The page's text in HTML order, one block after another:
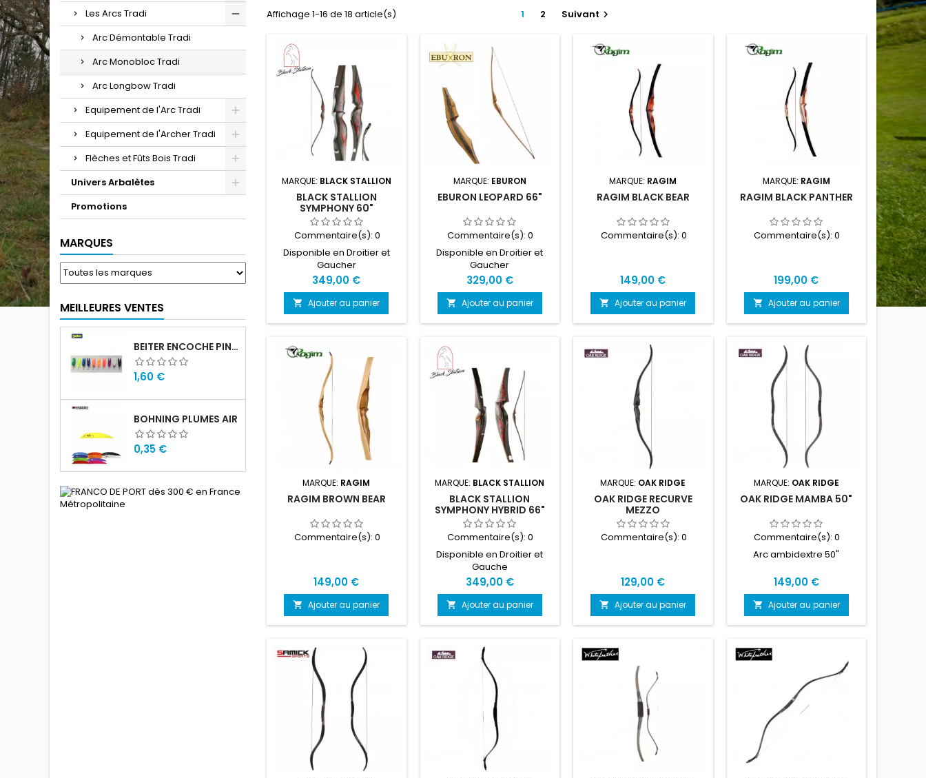
Les Arcs Tradi
Arc Démontable Tradi
Arc Monobloc Tradi
Arc Longbow Tradi
Equipement de l'Arc Tradi
Equipement de l'Archer Tradi
Flèches et Fûts Bois Tradi
Univers Arbalètes
Promotions
MARQUES
MEILLEURES VENTES
BEITER ENCOCHE PIN SMALL
Prix
1,60 €
BOHNING PLUMES AIR
Prix
0,35 €
Affichage 1-16 de 18 article(s) 1 2 Suivant 
MARQUE: BLACK STALLION
BLACK STALLION
SYMPHONY 60"
Commentaire(s): 0
Disponible en Droitier et
Gaucher
Prix
349,00 €
 Ajouter au panier
MARQUE: EBURON
EBURON LEOPARD 66"
Commentaire(s):0
Disponible en Droitier et
Gaucher
Prix
329,00 €
 Ajouter au panier
MARQUE: RAGIM
RAGIM BLACK BEAR
Commentaire(s): 0
Prix
149,00 €
 Ajouter au panier
MARQUE: RAGIM
RAGIM BLACK PANTHER
Commentaire(s):0
Prix
199,00 €
 Ajouter au panier
MARQUE: RAGIM
RAGIM BROWN BEAR
Commentaire(s): 0
Prix
149,00 €
 Ajouter au panier
MARQUE: BLACK STALLION
BLACK STALLION
SYMPHONY HYBRID 66"
Commentaire(s):0
Disponible en Droitier et
Gauche
Prix
349,00 €
 Ajouter au panier
MARQUE: OAK RIDGE
OAK RIDGE RECURVE
MEZZO
Commentaire(s): 0
Prix
129,00 €
 Ajouter au panier
MARQUE: OAK RIDGE
OAK RIDGE MAMBA 50"
Commentaire(s):0
Arc ambidextre 50"
Prix
149,00 €
 Ajouter au panier